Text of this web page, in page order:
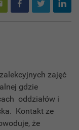
zajęć
gdzie
oddziałów i
Kontakt ze
że